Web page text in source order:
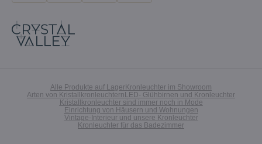
Alle Produkte auf LagerKronleuchter im Showroom
Arten von KristallkronleuchternLED- Glühbirnen und Kronleuchter
Kristallkronleuchter sind immer noch in Mode
Einrichtung von Häusern und Wohnungen
Vintage-Interieur und unsere Kronleuchter
Kronleuchter für das Badezimmer